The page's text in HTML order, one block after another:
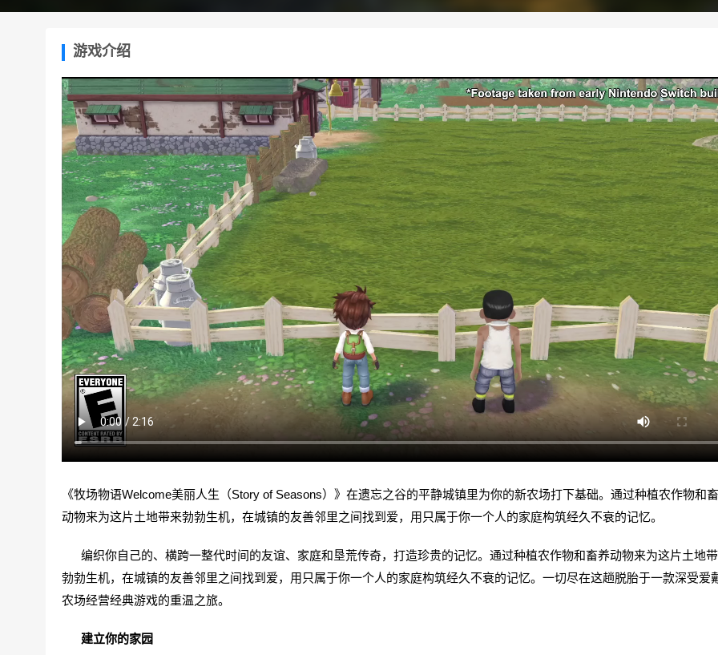
游戏介绍
《牧场物语Welcome美丽人生（Story of Seasons）》在遗忘之谷的平静城镇里为你的新农场打下基础。通过种植农作物和
动物来为这片土地带来勃勃生机，在城镇的友善邻里之间找到爱，用只属于你一个人的家庭构筑经久不衰的记忆。
编织你自己的、横跨一整代时间的友谊、家庭和垦荒传奇，打造珍贵的记忆。通过种植农作物和畜养动物来为这片土地
勃勃生机，在城镇的友善邻里之间找到爱，用只属于你一个人的家庭构筑经久不衰的记忆。一切尽在这趟脱胎于一款深受爱
农场经营经典游戏的重温之旅。
建立你的家园